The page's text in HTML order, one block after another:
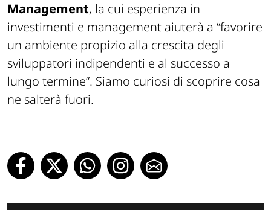
Management, la cui esperienza in
investimenti e management aiuterà a “favorire
un ambiente propizio alla crescita degli
sviluppatori indipendenti e al successo a
lungo termine”. Siamo curiosi di scoprire cosa
ne salterà fuori.